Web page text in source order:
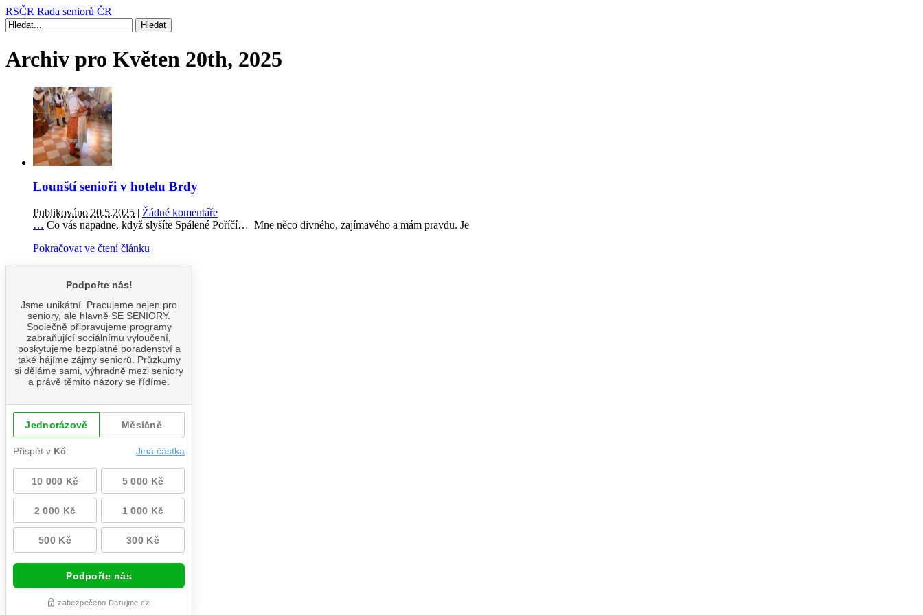
RSČR Rada seniorů ČR
Archiv pro Květen 20th, 2025
Lounští senioři v hotelu Brdy
Publikováno 20.5.2025 | Žádné komentáře
… Co vás napadne, když slyšíte Spálené Poříčí… Mne něco divného, zajímavého a mám pravdu. Je
Pokračovat ve čtení článku